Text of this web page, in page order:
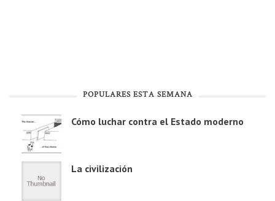
POPULARES ESTA SEMANA
Cómo luchar contra el Estado moderno
La civilización